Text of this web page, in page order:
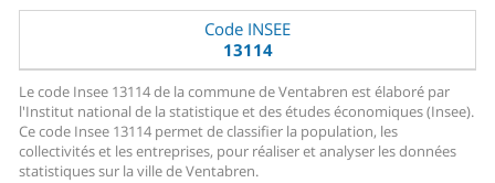
Code INSEE
13114
Le code Insee 13114 de la commune de Ventabren est élaboré par
l'Institut national de la statistique et des études économiques (Insee).
Ce code Insee 13114 permet de classifier la population, les
collectivités et les entreprises, pour réaliser et analyser les données
statistiques sur la ville de Ventabren.